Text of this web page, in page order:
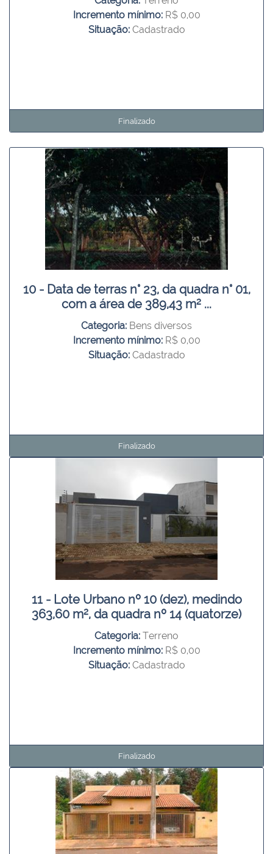
Incremento mínimo: R$ 0,00
Situação: Cadastrado
Finalizado
10 - Data de terras n° 23, da quadra n° 01,
com a área de 389,43 m² ...
Categoria: Bens diversos
Incremento mínimo: R$ 0,00
Situação: Cadastrado
Finalizado
11 - Lote Urbano nº 10 (dez), medindo
363,60 m², da quadra nº 14 (quatorze)
Categoria: Terreno
Incremento mínimo: R$ 0,00
Situação: Cadastrado
Finalizado